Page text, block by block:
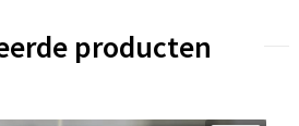
producten